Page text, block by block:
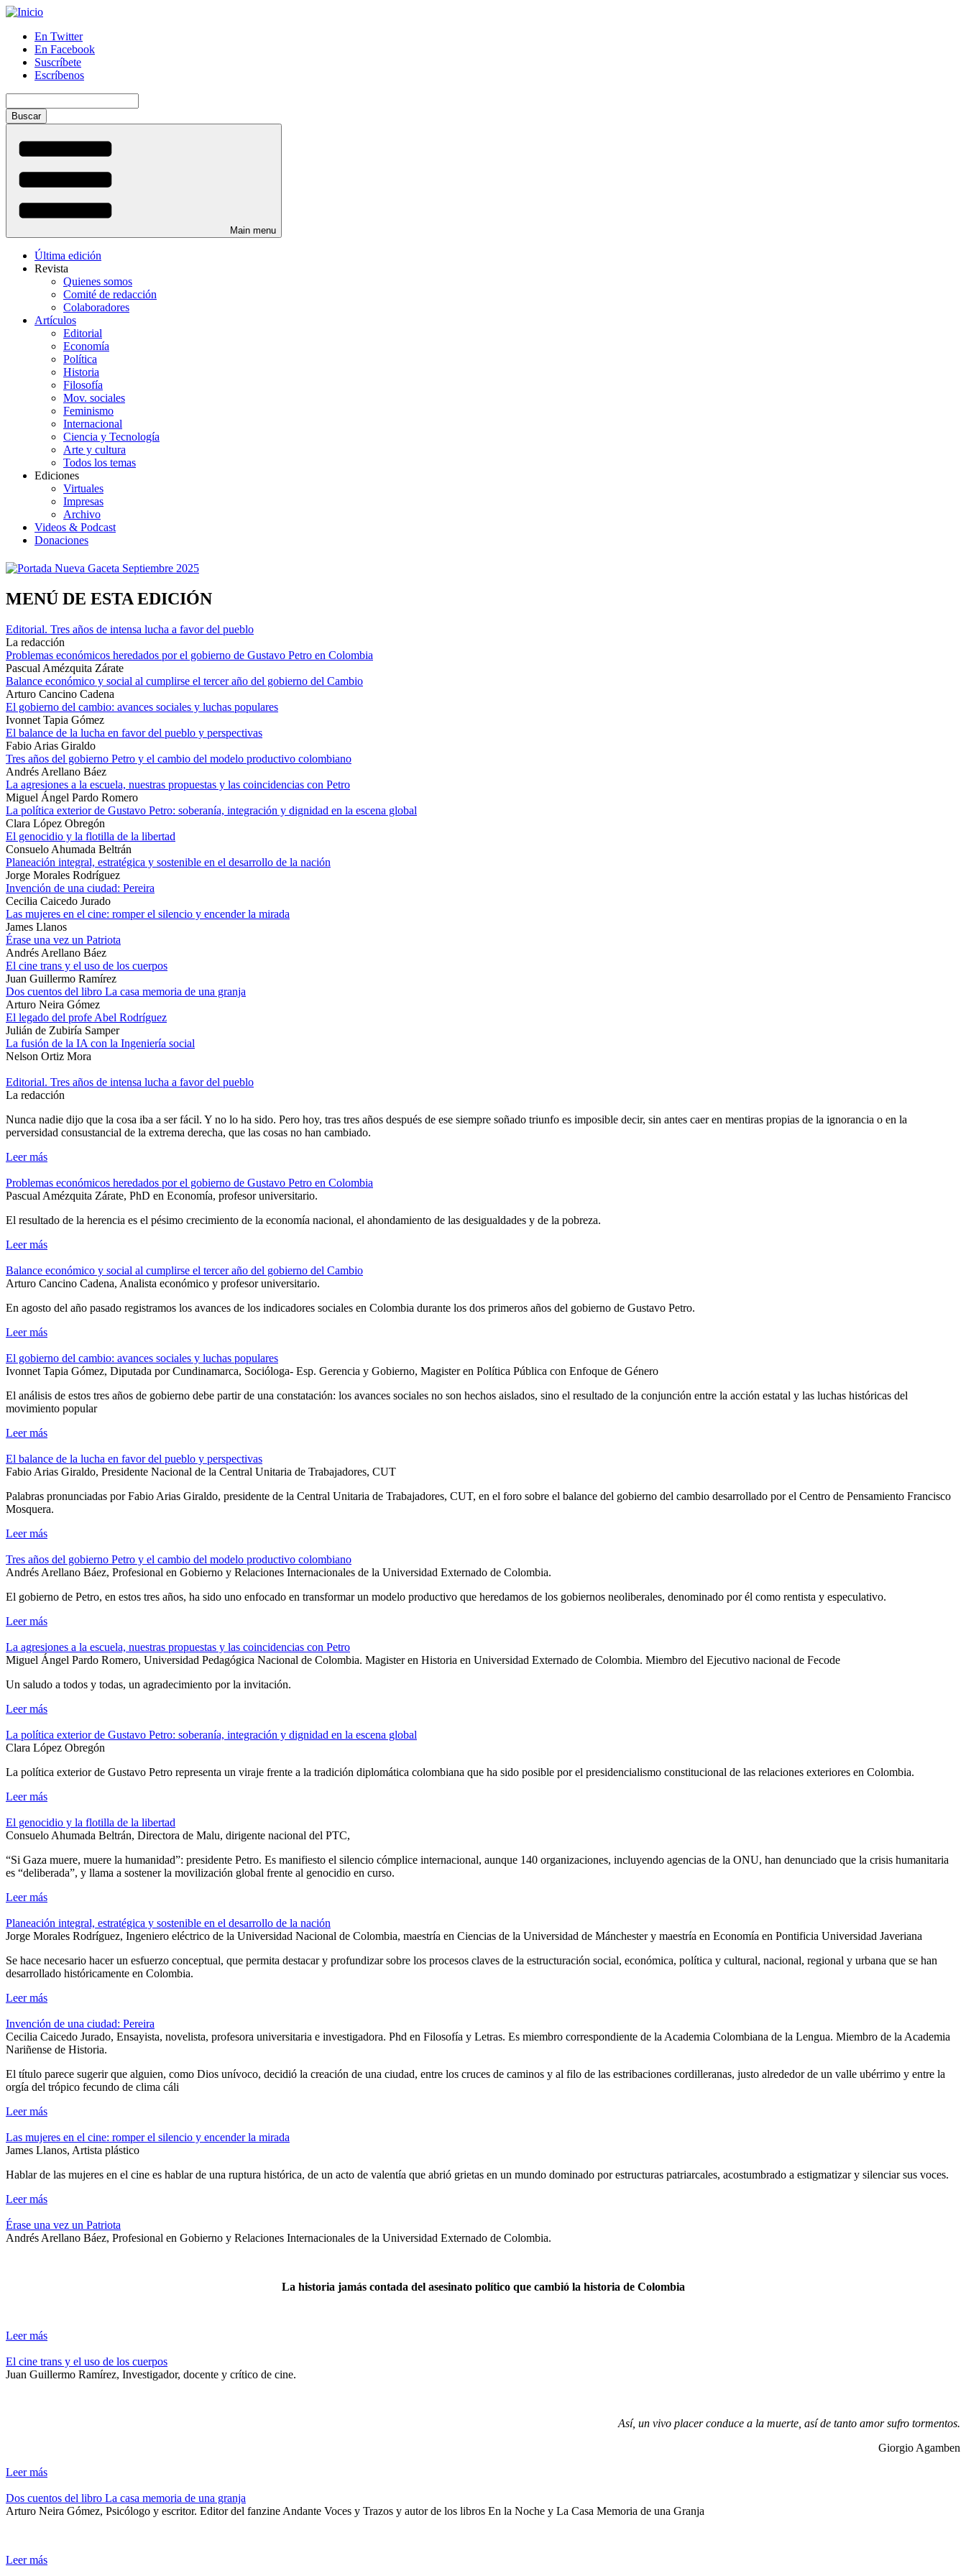
Pasar
contenido
principal
Menú
auxiliar
En Twitter
En Facebook
Suscríbete
Escríbenos
Main menu
Última edición
Revista
Quienes somos
Comité de redacción
Colaboradores
Artículos
Editorial
Economía
Política
Historia
Filosofía
Mov. sociales
Feminismo
Internacional
Ciencia y Tecnología
Arte y cultura
Todos los temas
Ediciones
Virtuales
Impresas
Archivo
Videos & Podcast
Donaciones
MENÚ DE ESTA EDICIÓN
Editorial. Tres años de intensa lucha a favor del pueblo
La redacción
Problemas económicos heredados por el gobierno de Gustavo Petro en Colombia
Pascual Amézquita Zárate
Balance económico y social al cumplirse el tercer año del gobierno del Cambio
Arturo Cancino Cadena
El gobierno del cambio: avances sociales y luchas populares
Ivonnet Tapia Gómez
El balance de la lucha en favor del pueblo y perspectivas
Fabio Arias Giraldo
Tres años del gobierno Petro y el cambio del modelo productivo colombiano
Andrés Arellano Báez
La agresiones a la escuela, nuestras propuestas y las coincidencias con Petro
Miguel Ángel Pardo Romero
La política exterior de Gustavo Petro: soberanía, integración y dignidad en la escena global
Clara López Obregón
El genocidio y la flotilla de la libertad
Consuelo Ahumada Beltrán
Planeación integral, estratégica y sostenible en el desarrollo de la nación
Jorge Morales Rodríguez
Invención de una ciudad: Pereira
Cecilia Caicedo Jurado
Las mujeres en el cine: romper el silencio y encender la mirada
James Llanos
Érase una vez un Patriota
Andrés Arellano Báez
El cine trans y el uso de los cuerpos
Juan Guillermo Ramírez
Dos cuentos del libro La casa memoria de una granja
Arturo Neira Gómez
El legado del profe Abel Rodríguez
Julián de Zubiría Samper
La fusión de la IA con la Ingeniería social
Nelson Ortiz Mora
Editorial. Tres años de intensa lucha a favor del pueblo
La redacción
Nunca nadie dijo que la cosa iba a ser fácil. Y no lo ha sido. Pero hoy, tras tres años después de ese siempre soñado triunfo es imposible decir, sin antes caer en mentiras propias de la ignorancia o en la
perversidad consustancial de la extrema derecha, que las cosas no han cambiado.
Leer más
Problemas económicos heredados por el gobierno de Gustavo Petro en Colombia
Pascual Amézquita Zárate, PhD en Economía, profesor universitario.
El resultado de la herencia es el pésimo crecimiento de la economía nacional, el ahondamiento de las desigualdades y de la pobreza.
Leer más
Balance económico y social al cumplirse el tercer año del gobierno del Cambio
Arturo Cancino Cadena, Analista económico y profesor universitario.
En agosto del año pasado registramos los avances de los indicadores sociales en Colombia durante los dos primeros años del gobierno de Gustavo Petro.
Leer más
El gobierno del cambio: avances sociales y luchas populares
Ivonnet Tapia Gómez, Diputada por Cundinamarca, Socióloga- Esp. Gerencia y Gobierno, Magister en Política Pública con Enfoque de Género
El análisis de estos tres años de gobierno debe partir de una constatación: los avances sociales no son hechos aislados, sino el resultado de la conjunción entre la acción estatal y las luchas históricas del
movimiento popular
Leer más
El balance de la lucha en favor del pueblo y perspectivas
Fabio Arias Giraldo, Presidente Nacional de la Central Unitaria de Trabajadores, CUT
Palabras pronunciadas por Fabio Arias Giraldo, presidente de la Central Unitaria de Trabajadores, CUT, en el foro sobre el balance del gobierno del cambio desarrollado por el Centro de Pensamiento Francisco
Mosquera.
Leer más
Tres años del gobierno Petro y el cambio del modelo productivo colombiano
Andrés Arellano Báez, Profesional en Gobierno y Relaciones Internacionales de la Universidad Externado de Colombia.
El gobierno de Petro, en estos tres años, ha sido uno enfocado en transformar un modelo productivo que heredamos de los gobiernos neoliberales, denominado por él como rentista y especulativo.
Leer más
La agresiones a la escuela, nuestras propuestas y las coincidencias con Petro
Miguel Ángel Pardo Romero, Universidad Pedagógica Nacional de Colombia. Magister en Historia en Universidad Externado de Colombia. Miembro del Ejecutivo nacional de Fecode
Un saludo a todos y todas, un agradecimiento por la invitación.
Leer más
La política exterior de Gustavo Petro: soberanía, integración y dignidad en la escena global
Clara López Obregón
La política exterior de Gustavo Petro representa un viraje frente a la tradición diplomática colombiana que ha sido posible por el presidencialismo constitucional de las relaciones exteriores en Colombia.
Leer más
El genocidio y la flotilla de la libertad
Consuelo Ahumada Beltrán, Directora de Malu, dirigente nacional del PTC,
“Si Gaza muere, muere la humanidad”: presidente Petro. Es manifiesto el silencio cómplice internacional, aunque 140 organizaciones, incluyendo agencias de la ONU, han denunciado que la crisis humanitaria
es “deliberada”, y llama a sostener la movilización global frente al genocidio en curso.
Leer más
Planeación integral, estratégica y sostenible en el desarrollo de la nación
Jorge Morales Rodríguez, Ingeniero eléctrico de la Universidad Nacional de Colombia, maestría en Ciencias de la Universidad de Mánchester y maestría en Economía en Pontificia Universidad Javeriana
Se hace necesario hacer un esfuerzo conceptual, que permita destacar y profundizar sobre los procesos claves de la estructuración social, económica, política y cultural, nacional, regional y urbana que se han
desarrollado históricamente en Colombia.
Leer más
Invención de una ciudad: Pereira
Cecilia Caicedo Jurado, Ensayista, novelista, profesora universitaria e investigadora. Phd en Filosofía y Letras. Es miembro correspondiente de la Academia Colombiana de la Lengua. Miembro de la Academia
Nariñense de Historia.
El título parece sugerir que alguien, como Dios unívoco, decidió la creación de una ciudad, entre los cruces de caminos y al filo de las estribaciones cordilleranas, justo alrededor de un valle ubérrimo y entre la
orgía del trópico fecundo de clima cáli
Leer más
Las mujeres en el cine: romper el silencio y encender la mirada
James Llanos, Artista plástico
Hablar de las mujeres en el cine es hablar de una ruptura histórica, de un acto de valentía que abrió grietas en un mundo dominado por estructuras patriarcales, acostumbrado a estigmatizar y silenciar sus voces.
Leer más
Érase una vez un Patriota
Andrés Arellano Báez, Profesional en Gobierno y Relaciones Internacionales de la Universidad Externado de Colombia.
La historia jamás contada del asesinato político que cambió la historia de Colombia
Leer más
El cine trans y el uso de los cuerpos
Juan Guillermo Ramírez, Investigador, docente y crítico de cine.
Así, un vivo placer conduce a la muerte, así de tanto amor sufro tormentos.
Giorgio Agamben
Leer más
Dos cuentos del libro La casa memoria de una granja
Arturo Neira Gómez, Psicólogo y escritor. Editor del fanzine Andante Voces y Trazos y autor de los libros En la Noche y La Casa Memoria de una Granja
Leer más